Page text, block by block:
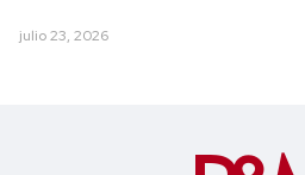
julio 23, 2026